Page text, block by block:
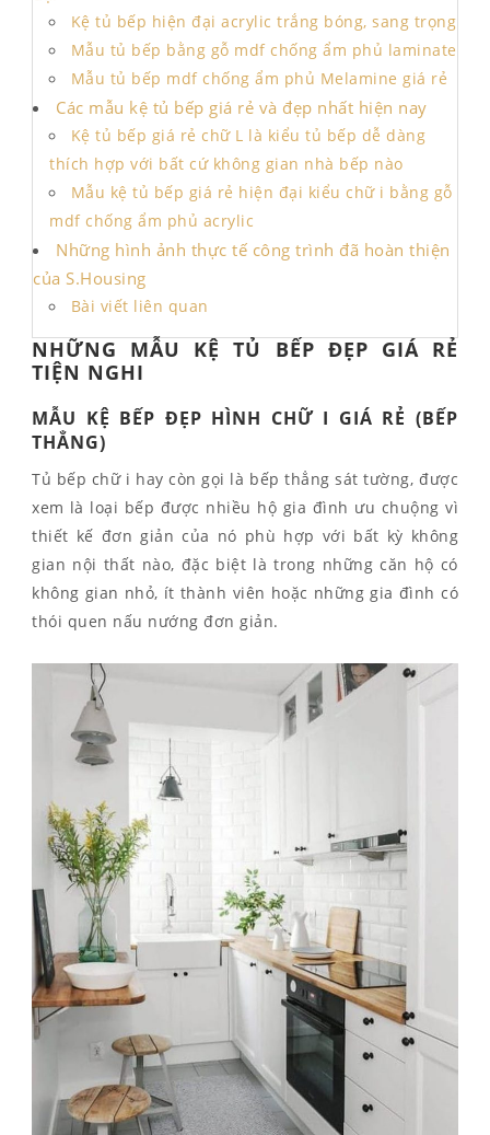
Kệ tủ bếp hiện đại acrylic trắng bóng, sang trọng
Mẫu tủ bếp bằng gỗ mdf chống ẩm phủ laminate
Mẫu tủ bếp mdf chống ẩm phủ Melamine giá rẻ
Các mẫu kệ tủ bếp giá rẻ và đẹp nhất hiện nay
Kệ tủ bếp giá rẻ chữ L là kiểu tủ bếp dễ dàng
thích hợp với bất cứ không gian nhà bếp nào
Mẫu kệ tủ bếp giá rẻ hiện đại kiểu chữ i bằng gỗ
mdf chống ẩm phủ acrylic
Những hình ảnh thực tế công trình đã hoàn thiện
của S.Housing
Bài viết liên quan
NHỮNG MẪU KỆ TỦ BẾP ĐẸP GIÁ RẺ
TIỆN NGHI
MẪU KỆ BẾP ĐẸP HÌNH CHỮ I GIÁ RẺ (BẾP
THẲNG)
Tủ bếp chữ i hay còn gọi là bếp thẳng sát tường, được
xem là loại bếp được nhiều hộ gia đình ưu chuộng vì
thiết kế đơn giản của nó phù hợp với bất kỳ không
gian nội thất nào, đặc biệt là trong những căn hộ có
không gian nhỏ, ít thành viên hoặc những gia đình có
thói quen nấu nướng đơn giản.